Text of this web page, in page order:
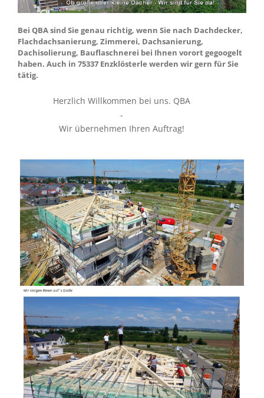
Bei QBA sind Sie genau richtig, wenn Sie nach Dachdecker,
Flachdachsanierung, Zimmerei, Dachsanierung,
Dachisolierung, Bauflaschnerei bei Ihnen vorort gegoogelt
haben. Auch in 75337 Enzklösterle werden wir gern für Sie
tätig.
Herzlich Willkommen bei uns. QBA
-
Wir übernehmen Ihren Auftrag!